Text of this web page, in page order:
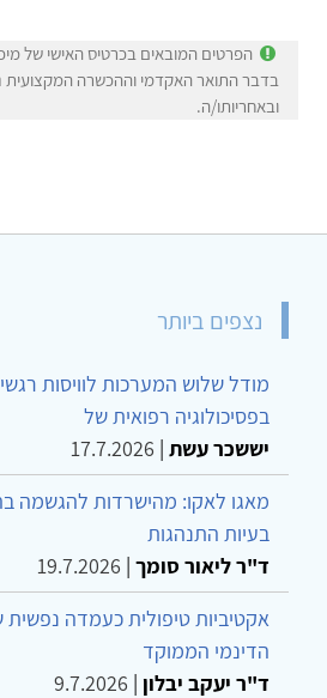
הפרטים המובאים בכרטיס האישי של
בדבר התואר האקדמי וההכשרה המקצועית
ובאחריותו/ה.
נצפים ביותר
מודל שלוש המערכות לוויסות
בפסיכולוגיה רפואית של
יששכר עשת |
17.7.2026
מאגו לאקו: מהישרדות להגשמה
בעיות התנהגות
ד"ר ליאור סומך |
19.7.2026
אקטיביות טיפולית כעמדה נפשית
הדינמי הממוקד
ד"ר יעקב יבלון |
9.7.2026